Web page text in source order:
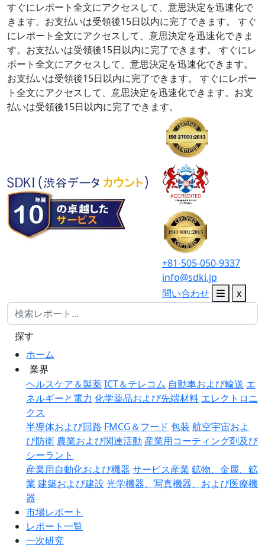
すぐにレポート全文にアクセスして、意思決定を迅速化で
きます。お支払いは受領後15日以内に完了できます。
すぐ
にレポート全文にアクセスして、意思決定を迅速化できま
す。お支払いは受領後15日以内に完了できます。
すぐにレ
ポート全文にアクセスして、意思決定を迅速化できます。
お支払いは受領後15日以内に完了できます。
すぐにレポー
ト全文にアクセスして、意思決定を迅速化できます。お支
払いは受領後15日以内に完了できます。
+81-505-050-9337
info@sdki.jp
問い合わせ
x
ホーム
業界
ヘルスケア＆製薬ICT＆テレコム 自動車および輸送 エ
ネルギーと電力 化学薬品および先端材料 エレクトロニ
クス
半導体および回路 FMCG＆フード 包装 航空宇宙およ
び防衛 農業および関連活動 産業用コーティング剤及び
シーラント
産業用自動化および機器 サービス産業 鉱物、金属、鉱
業 建築および建設 光学機器、写真機器、および医療機
器
市場レポート
レポート一覧
一次研究
探す